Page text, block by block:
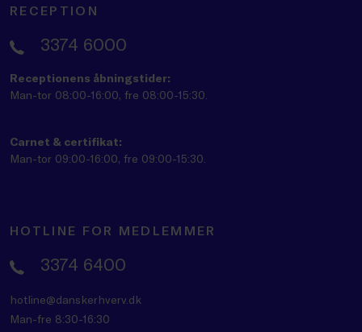
RECEPTION
3374 6000
Receptionens åbningstider:
Man-tor 08:00-16:00, fre 08:00-15:30.
Carnet & certifikat:
Man-tor 09:00-16:00, fre 09:00-15:30.
HOTLINE FOR MEDLEMMER
3374 6400
hotline@danskerhverv.dk
Man-fre 8:30-16:30